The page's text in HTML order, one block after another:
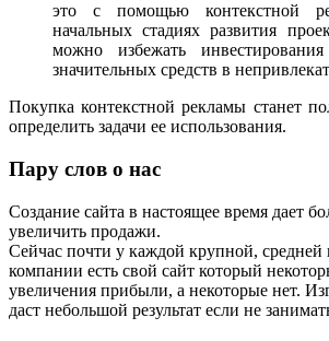
это с помощью контекстной
начальных стадиях развития
можно избежать
значительных средств в
Покупка контекстной рекламы станет
определить задачи ее использования.
Пару слов о нас
Создание сайта в настоящее время дает
увеличить продажи.
Сейчас почти у каждой крупной, средней
компании есть свой сайт который
увеличения прибыли, а некоторые нет.
даст небольшой результат если не